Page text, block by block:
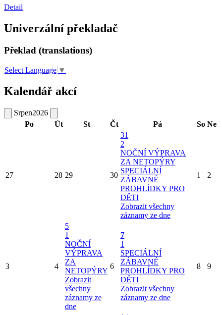
Detail
Univerzální překladač
Překlad (translations)
Select Language ▼
Kalendář akcí
Srpen2026
Po
Út St Čt Pá So Ne
27 28 29 30
31
2
NOČNÍ VÝPRAVA
ZA NETOPÝRY
SPECIÁLNÍ
ZÁBAVNÉ
PROHLÍDKY PRO
DĚTI
Zobrazit všechny
záznamy ze dne
1 2
3 4
5
1
NOČNÍ
VÝPRAVA
ZA
NETOPÝRY
Zobrazit
všechny
záznamy ze
dne
6
7
1
SPECIÁLNÍ
ZÁBAVNÉ
PROHLÍDKY PRO
DĚTI
Zobrazit všechny
záznamy ze dne
8 9